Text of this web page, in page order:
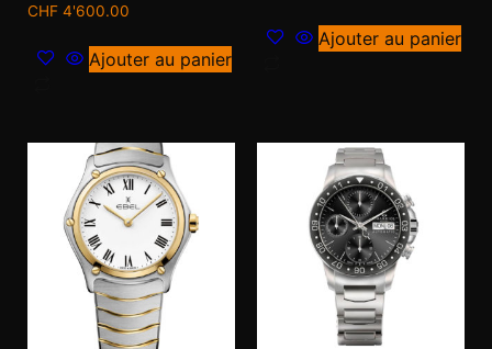
CHF 4'600.00
Ajouter au panier
Ajouter au panier